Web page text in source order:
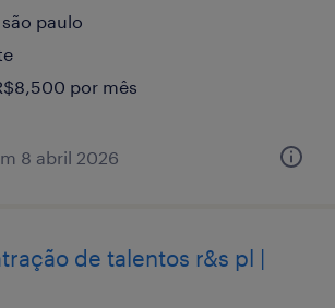
paulo
por mês
8 abril 2026
de talentos r&s pl |